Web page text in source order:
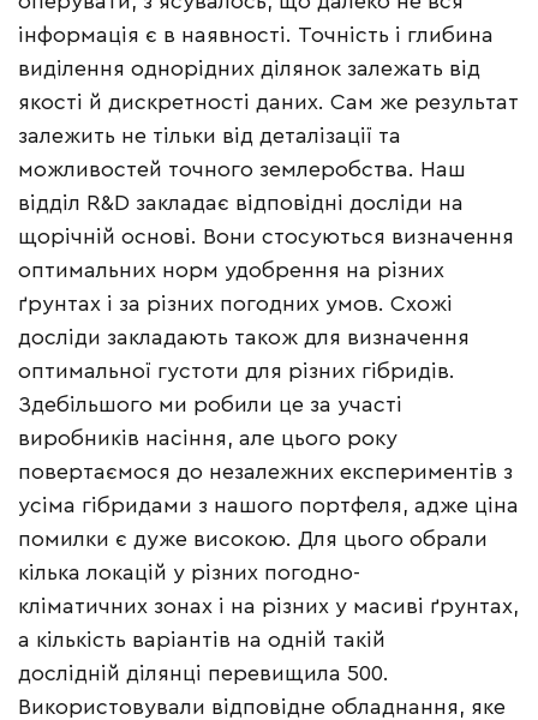
інформація є в наявності. Точність і глибина
виділення однорідних ділянок залежать від
якості й дискретності даних. Сам же результат
залежить не тільки від деталізації та
можливостей точного землеробства. Наш
відділ R&D закладає відповідні досліди на
щорічній основі. Вони стосуються визначення
оптимальних норм удобрення на різних
ґрунтах і за різних погодних умов. Схожі
досліди закладають також для визначення
оптимальної густоти для різних гібридів.
Здебільшого ми робили це за участі
виробників насіння, але цього року
повертаємося до незалежних експериментів з
усіма гібридами з нашого портфеля, адже ціна
помилки є дуже високою. Для цього обрали
кілька локацій у різних погодно-
кліматичних зонах і на різних у масиві ґрунтах,
а кількість варіантів на одній такій
дослідній ділянці перевищила 500.
Використовували відповідне обладнання, яке